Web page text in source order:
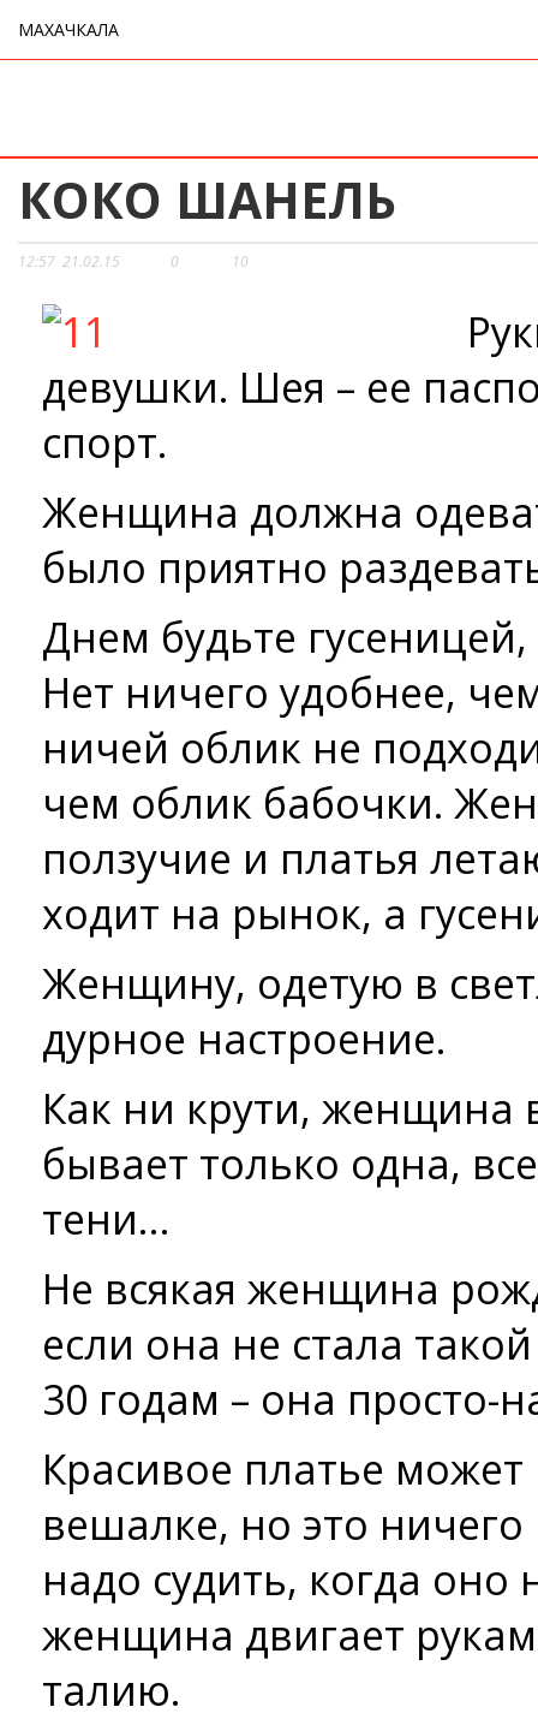
МАХАЧКАЛА
КОКО ШАНЕЛЬ
12:57 21.02.15 0 10
девушки. Шея – ее
спорт.
Женщина должна
было приятно
Днем будьте
Нет ничего удобнее,
ничей облик не
чем облик бабочки.
ползучие и платья
ходит на рынок, а
Женщину, одетую в
дурное настроение.
Как ни крути,
бывает только одна,
тени…
Не всякая женщина
если она не стала
30 годам – она просто-
Красивое платье
вешалке, но это
надо судить, когда
женщина двигает
талию.